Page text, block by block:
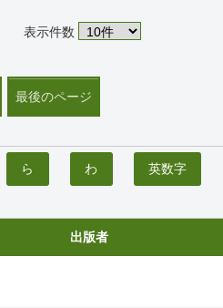
表示件数
最後のページ
ら わ 英数字
出版者